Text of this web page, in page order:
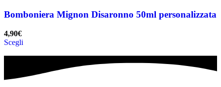
Bomboniera Mignon Disaronno 50ml personalizzata
4,90€
Scegli